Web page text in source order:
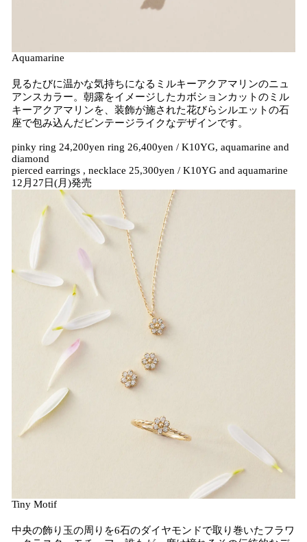
Aquamarine
見るたびに温かな気持ちになるミルキーアクアマリンのニュ
アンスカラー。朝露をイメージしたカボションカットのミル
キーアクアマリンを、装飾が施された花びらシルエットの石
座で包み込んだビンテージライクなデザインです。
pinky ring 24,200yen ring 26,400yen / K10YG, aquamarine and
diamond
pierced earrings , necklace 25,300yen / K10YG and aquamarine
12月27日(月)発売
Tiny Motif
中央の飾り玉の周りを6石のダイヤモンドで取り巻いたフラワ